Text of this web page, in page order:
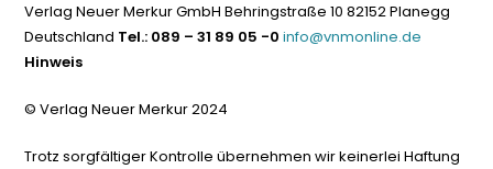
Verlag Neuer Merkur GmbH Behringstraße 10 82152 Planegg
Deutschland Tel.: 089 – 31 89 05 -0 info@vnmonline.de
Hinweis
© Verlag Neuer Merkur 2024
Trotz sorgfältiger Kontrolle übernehmen wir keinerlei Haftung